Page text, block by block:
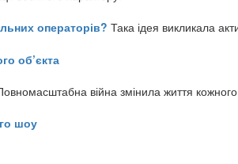
операторів? Така ідея викликала
об’єкта
війна змінила життя
шоу